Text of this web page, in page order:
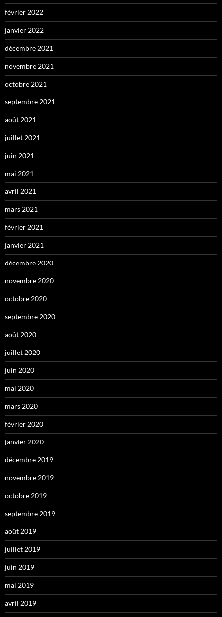
février 2022
janvier 2022
décembre 2021
novembre 2021
octobre 2021
septembre 2021
août 2021
juillet 2021
juin 2021
mai 2021
avril 2021
mars 2021
février 2021
janvier 2021
décembre 2020
novembre 2020
octobre 2020
septembre 2020
août 2020
juillet 2020
juin 2020
mai 2020
mars 2020
février 2020
janvier 2020
décembre 2019
novembre 2019
octobre 2019
septembre 2019
août 2019
juillet 2019
juin 2019
mai 2019
avril 2019